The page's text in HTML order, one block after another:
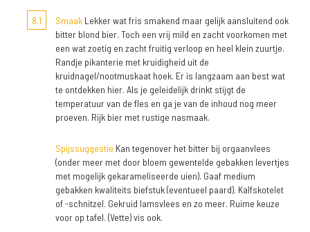
8,1 Smaak Lekker wat fris smakend maar gelijk aansluitend ook
bitter blond bier. Toch een vrij mild en zacht voorkomen met
een wat zoetig en zacht fruitig verloop en heel klein zuurtje.
Randje pikanterie met kruidigheid uit de
kruidnagel/nootmuskaat hoek. Er is langzaam aan best wat
te ontdekken hier. Als je geleidelijk drinkt stijgt de
temperatuur van de fles en ga je van de inhoud nog meer
proeven. Rijk bier met rustige nasmaak.
Spijssuggestie Kan tegenover het bitter bij orgaanvlees
(onder meer met door bloem gewentelde gebakken levertjes
met mogelijk gekarameliseerde uien). Gaaf medium
gebakken kwaliteits biefstuk (eventueel paard). Kalfskotelet
of -schnitzel. Gekruid lamsvlees en zo meer. Ruime keuze
voor op tafel. (Vette) vis ook.